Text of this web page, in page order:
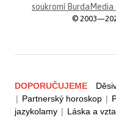
soukromí BurdaMedia
©
DOPORUČUJEME
| Partnerský horoskop |
jazykolamy | Láska a